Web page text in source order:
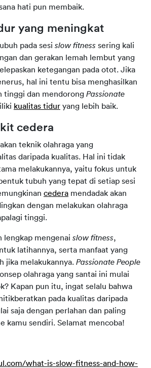
hati pun membaik.
yang meningkat
pada sesi slow fitness sering kali
dan gerakan lemah lembut yang
ketegangan pada otot. Jika
hal ini tentu bisa menghasilkan
tinggi dan mendorong Passionate
kualitas tidur yang lebih baik.
cedera
teknik olahraga yang
daripada kualitas. Hal ini tidak
melakukannya, yaitu fokus untuk
tubuh yang tepat di setiap sesi
cedera mendadak akan
dengan melakukan olahraga
tinggi.
lengkap mengenai slow fitness,
latihannya, serta manfaat yang
jika melakukannya.
olahraga yang santai ini mulai
pada kualitas daripada
saja dengan perlahan dan paling
kamu sendiri. Selamat mencoba!
what-is-slow-fitness-and-how-